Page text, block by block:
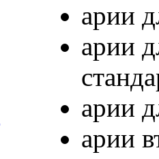
арии
арии
арии
арии